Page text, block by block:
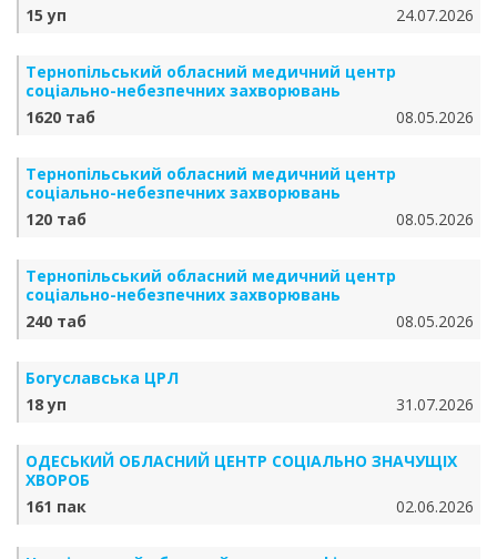
15 уп
24.07.2026
Тернопільський обласний медичний центр
соціально-небезпечних захворювань
1620 таб
08.05.2026
Тернопільський обласний медичний центр
соціально-небезпечних захворювань
120 таб
08.05.2026
Тернопільський обласний медичний центр
соціально-небезпечних захворювань
240 таб
08.05.2026
Богуславська ЦРЛ
18 уп
31.07.2026
ОДЕСЬКИЙ ОБЛАСНИЙ ЦЕНТР СОЦІАЛЬНО ЗНАЧУЩІХ
ХВОРОБ
161 пак
02.06.2026